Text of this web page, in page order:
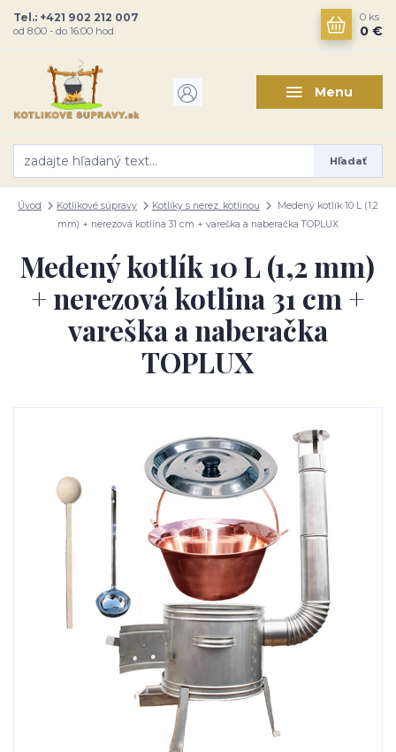
Menu
Hľadať
Tel.: +421 902 212 007
od 8:00 - do 16:00 hod
0 ks
0 €
Úvod Kotlíkové súpravy Kotlíky s nerez. kotlinou
Medený kotlík 10 L (1,2
mm) + nerezová kotlina 31 cm + vareška a naberačka TOPLUX
Medený kotlík 10 L (1,2 mm)
+ nerezová kotlina 31 cm +
vareška a naberačka
TOPLUX